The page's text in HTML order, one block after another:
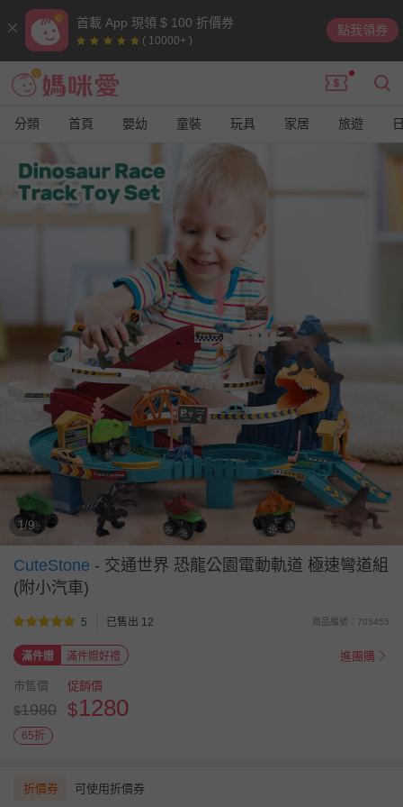
首載 App 現領 $ 100 折價券
( 10000+ )
點我領券
分類 首頁 嬰幼 童裝 玩具 家居 旅遊
1/9
CuteStone - 交通世界 恐龍公園電動軌道 極速彎道組
(附小汽車)
5 已售出 12 商品編號：705455
滿件贈 滿件贈好禮 進團購
市售價
$1980
促銷價
$1280
65折
折價券 可使用折價券